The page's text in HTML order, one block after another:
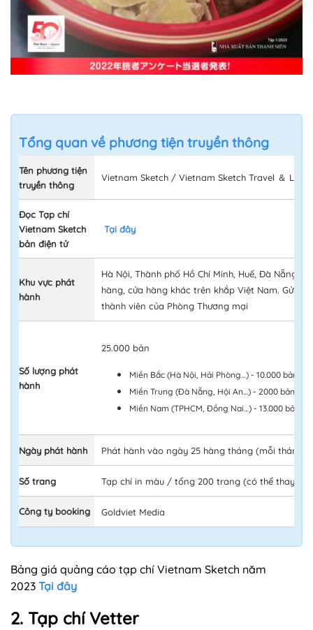
Tổng quan về phương tiện truyền thông
Tên phương tiện
truyền thông
Vietnam Sketch / Vietnam Sketch Travel ＆ Life
Đọc Tạp chí
Vietnam Sketch
bản điện tử
Tại đây
Khu vực phát
hành
Hà Nội, Thành phố Hồ Chí Minh, Huế, Đà Nẵng,
hàng, cửa hàng khác trên khắp Việt Nam. Gửi
thành viên của Phòng Thương mại
Số lượng phát
hành
25.000 bản
Miền Bắc (Hà Nội, Hải Phòng…) - 10.000 bản
Miền Trung (Đà Nẵng, Hội An…) - 2000 bản
Miền Nam (TPHCM, Đồng Nai…) - 13.000 bản
Ngày phát hành Phát hành vào ngày 25 hàng tháng (mỗi tháng 1
Số trang Tạp chí in màu / tổng 200 trang (có thể thay
Công ty booking Goldviet Media
Bảng giá quảng cáo tạp chí Vietnam Sketch năm
2023 Tại đây
2. Tạp chí Vetter